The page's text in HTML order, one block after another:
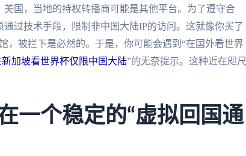
国，当地的持权转播商可能是其他平台。为了遵守合
过技术手段，限制非中国大陆IP的访问。这就像你买了
，被拦下是必然的。于是，你可能会遇到“在国外看世界
新加坡看世界杯仅限中国大陆”的无奈提示。这种近在咫尺
一个稳定的“虚拟回国通